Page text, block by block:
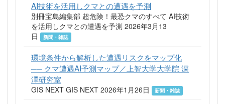
AI技術を活用しクマとの遭遇を予測
別冊宝島編集部 超危険！最恐クマのすべて AI技術
を活用しクマとの遭遇を予測 2026年3月13
日
新聞・雑誌
環境条件から解析した遭遇リスクをマップ化
── クマ遭遇AI予測マップ／上智大学大学院 深
澤研究室
GIS NEXT GIS NEXT 2026年1月26日 新聞・雑誌